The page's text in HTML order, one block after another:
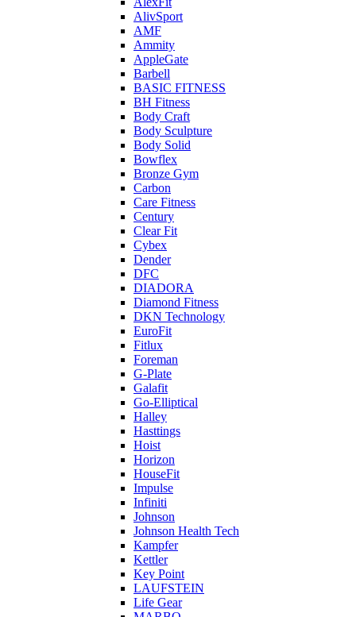
AlivSport
AMF
Ammity
AppleGate
Barbell
BASIC FITNESS
BH Fitness
Body Craft
Body Sculpture
Body Solid
Bowflex
Bronze Gym
Carbon
Care Fitness
Century
Clear Fit
Cybex
Dender
DFC
DIADORA
Diamond Fitness
DKN Technology
EuroFit
Fitlux
Foreman
G-Plate
Galafit
Go-Elliptical
Halley
Hasttings
Hoist
Horizon
HouseFit
Impulse
Infiniti
Johnson
Johnson Health Tech
Kampfer
Kettler
Key Point
LAUFSTEIN
Life Gear